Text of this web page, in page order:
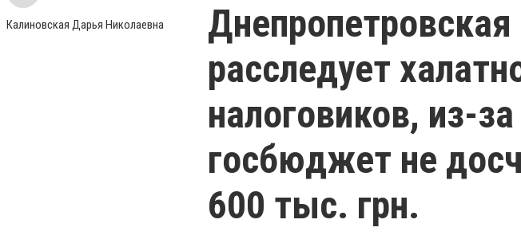
Калиновская Дарья Николаевна
Днепропетровская
расследует
налоговиков, из-
госбюджет не
600 тыс. грн.